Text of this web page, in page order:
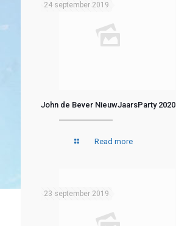
24 september 2019
John de Bever NieuwJaarsParty 2020
Read more
23 september 2019